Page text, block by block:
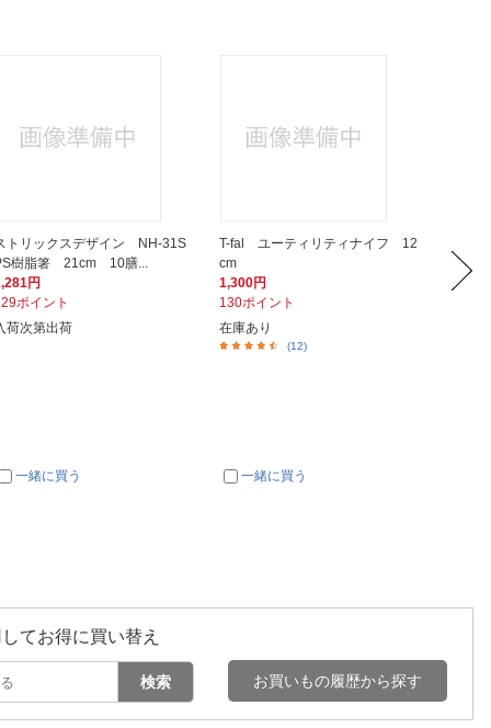
トリックスデザイン NH-31S
樹脂箸 21cm 10膳...
円
ポイント
荷次第出荷
一緒に買う
T-fal ユーティリティナイフ 12
cm
1,300円
130ポイント
在庫あり
(12)
一緒に買う
1,470円
147ポ
てお得に買い替え
検索 お買いもの履歴から探す